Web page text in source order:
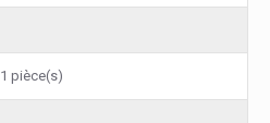
1 pièce(s)